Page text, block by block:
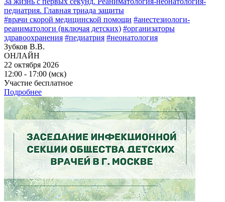
педиатрия. Главная триада защиты
#врачи скорой медицинской помощи #анестезиологи-
реаниматологи (включая детских) #организаторы
здравоохранения #педиатрия #неонатология
Зубков В.В.
ОНЛАЙН
22 октября 2026
12:00 - 17:00 (мск)
Участие бесплатное
Подробнее